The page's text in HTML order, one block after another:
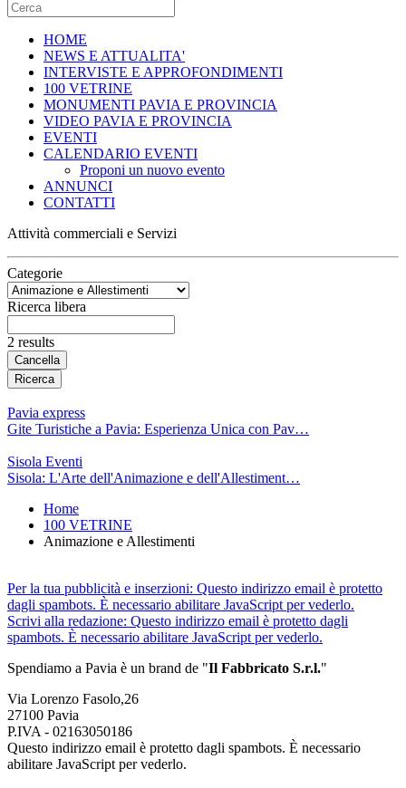
HOME
NEWS E ATTUALITA'
INTERVISTE E APPROFONDIMENTI
100 VETRINE
MONUMENTI PAVIA E PROVINCIA
VIDEO PAVIA E PROVINCIA
EVENTI
CALENDARIO EVENTI
Proponi un nuovo evento
ANNUNCI
CONTATTI
Attività commerciali e Servizi
Categorie
Ricerca libera
2 results
Cancella
Ricerca
Pavia express
Gite Turistiche a Pavia: Esperienza Unica con Pav…
Sisola Eventi
Sisola: L'Arte dell'Animazione e dell'Allestiment…
Home
100 VETRINE
Animazione e Allestimenti
Per la tua pubblicità e inserzioni: Questo indirizzo email è protetto
dagli spambots. È necessario abilitare JavaScript per vederlo.
Scrivi alla redazione: Questo indirizzo email è protetto dagli
spambots. È necessario abilitare JavaScript per vederlo.
Spendiamo a Pavia è un brand de "Il Fabbricato S.r.l."
Via Lorenzo Fasolo,26
27100 Pavia
P.IVA - 02163050186
Questo indirizzo email è protetto dagli spambots. È necessario
abilitare JavaScript per vederlo.